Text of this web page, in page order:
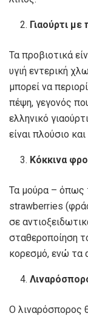
Γιαούρτι με
Τα προβιοτικά
υγιή εντερική
μπορεί να
πέψη, γεγονός
ελληνικό
είναι πλούσιο
Κόκκινα
Τα μούρα – όπως
strawberries
σε
σταθεροποίηση
κορεσμό, ενώ τα
Ο λιναρόσπορος